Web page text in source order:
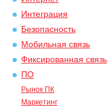
Интеграция
Безопасность
Мобильная связь
Фиксированная связь
ПО
Рынок ПК
Маркетинг